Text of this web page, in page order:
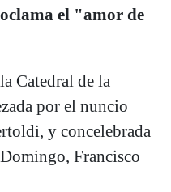
el "amor de
Catedral de la
por el nuncio
y concelebrada
Francisco